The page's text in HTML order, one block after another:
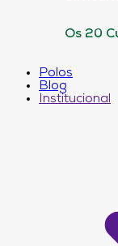
Os 20
Polos
Blog
Institucional